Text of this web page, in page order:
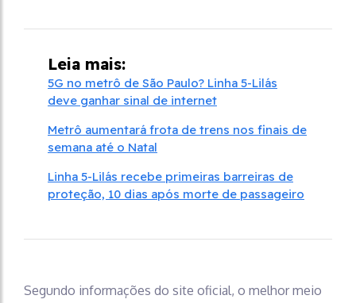
Leia mais:
5G no metrô de São Paulo? Linha 5-Lilás
deve ganhar sinal de internet
Metrô aumentará frota de trens nos finais de
semana até o Natal
Linha 5-Lilás recebe primeiras barreiras de
proteção, 10 dias após morte de passageiro
Segundo informações do site oficial, o melhor meio